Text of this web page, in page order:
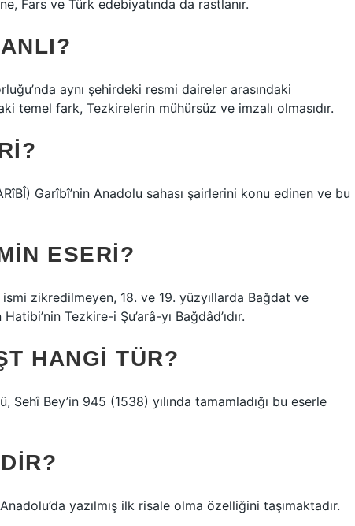
Fars ve Türk edebiyatında da rastlanır.
temel fark, Tezkirelerin mühürsüz ve imzalı olmasıdır.
Garîbî’nin Anadolu sahası şairlerini konu edinen ve bu
ESERI?
ismi zikredilmeyen, 18. ve 19. yüzyıllarda Bağdat ve
Tezkire-i Şu’arâ-yı Bağdâd’ıdır.
HANGI TÜR?
Sehî Bey’in 945 (1538) yılında tamamladığı bu eserle
yazılmış ilk risale olma özelliğini taşımaktadır.